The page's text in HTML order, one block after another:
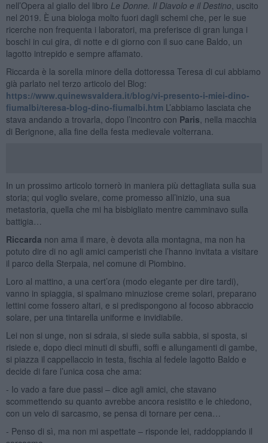
nell’Opera al giallo del libro Le Donne. Il Diavolo e il Destino , uscito
nel 2019. È una biologa molto fuori dagli schemi che, per le sue
ricerche non frequenta i laboratori, ma preferisce di gran lunga i
boschi in cui gira, di notte e di giorno con il suo cane Baldo, un
lagotto intrepido e sempre affamato.
Riccarda è la sorella minore della dottoressa Teresa di cui abbiamo
già parlato nel terzo articolo del Blog:
https://www.quinewsvaldera.it/blog/vi-presento-i-miei-dino-
fiumalbi/teresa-blog-dino-fiumalbi.htm L’abbiamo lasciata che
stava andando a trovarla, dopo l’incontro con Paris , nella macchia
di Berignone, alla fine della festa medievale volterrana.
In un prossimo articolo tornerò in maniera più dettagliata sulla sua
storia; qui voglio svelare, come promesso all’inizio, una sua
metastoria, quella che mi ha bisbigliato mentre camminavo sulla
battigia…
Riccarda non ama il mare, è devota alla montagna, ma non ha
potuto dire di no agli amici camperisti che l’hanno invitata a visitare
il parco della Sterpaia, nel comune di Piombino.
Loro al mattino, a una cert’ora (modo elegante per dire tardi),
vanno in spiaggia, si spalmano minuziose creme solari, preparano
lettini come fossero altari, e si predispongono al focoso abbraccio
solare, per una tintarella uniforme e invidiabile.
Lei non si unge, non si sdraia, si siede sulla sabbia, si sposta, si
risiede e, dopo dieci minuti di sbuffi, soffi e allungamenti di gambe,
si piazza il cappellaccio in testa, fischia al fedele lagotto Baldo e
decide di fare l’unica cosa che ama:
- Io vado a fare due passi – dice agli amici, che stavano
scommettendo su quanto avrebbe ancora resistito e le chiedono,
con un velo di sarcasmo, se pensa di tornare per cena…
- Penso di sì, ma non mi aspettate – risponde lei, raddoppiando il